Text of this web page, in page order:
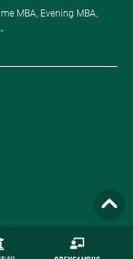
MBA, Evening MBA,